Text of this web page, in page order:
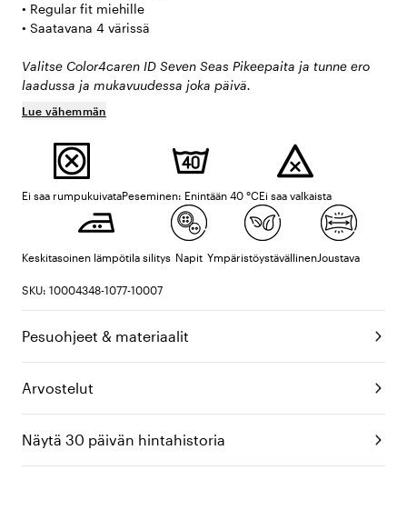
• Regular fit miehille
• Saatavana 4 värissä
Valitse Color4caren ID Seven Seas Pikeepaita ja tunne ero
laadussa ja mukavuudessa joka päivä.
Lue vähemmän
Ei saa rumpukuivataPeseminen: Enintään 40 °CEi saa valkaista
Keskitasoinen lämpötila silitys Napit YmpäristöystävällinenJoustava
SKU: 10004348-1077-10007
Pesuohjeet & materiaalit
Arvostelut
Näytä 30 päivän hintahistoria